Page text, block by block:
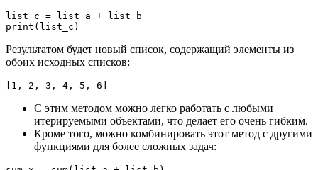
list_c = list_a + list_b
print(list_c)
Результатом будет новый список, содержащий элементы из
обоих исходных списков:
[1, 2, 3, 4, 5, 6]
С этим методом можно легко работать с любыми
итерируемыми объектами, что делает его очень гибким.
Кроме того, можно комбинировать этот метод с другими
функциями для более сложных задач: